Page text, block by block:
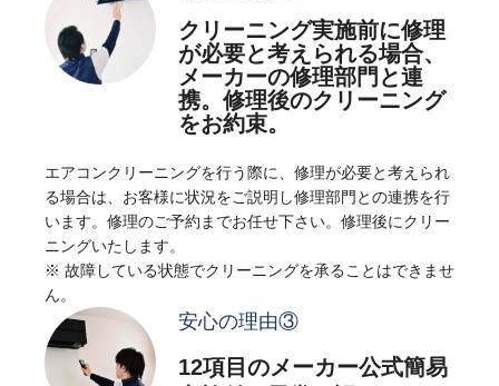
クリーニング実施前に修理
が必要と考えられる場合、
メーカーの修理部門と連
携。修理後のクリーニング
をお約束。
エアコンクリーニングを行う際に、修理が必要と考えられ
る場合は、お客様に状況をご説明し修理部門との連携を行
います。修理のご予約までお任せ下さい。修理後にクリー
ニングいたします。
※ 故障している状態でクリーニングを承ることはできませ
ん。
安心の理由③
12項目のメーカー公式簡易